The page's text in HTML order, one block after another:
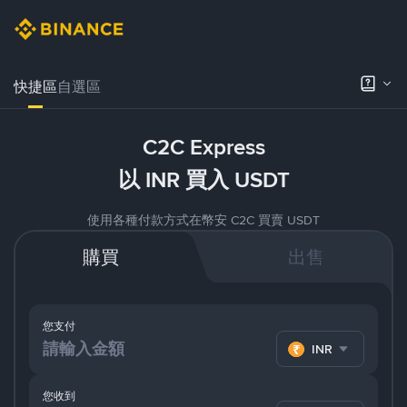
快捷區自選區
C2C Express
以 INR 買入 USDT
使用各種付款方式在幣安 C2C 買賣 USDT
購買 出售
您支付
INR
您收到